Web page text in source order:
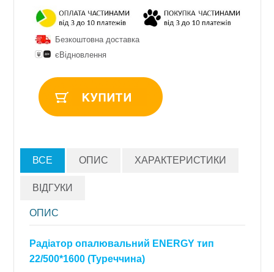
Безкоштовна доставка
єВідновлення
ВСЕ ОПИС ХАРАКТЕРИСТИКИ
ВІДГУКИ
ОПИС
Радіатор опалювальний ENERGY тип
22/500*1600 (Туреччина)